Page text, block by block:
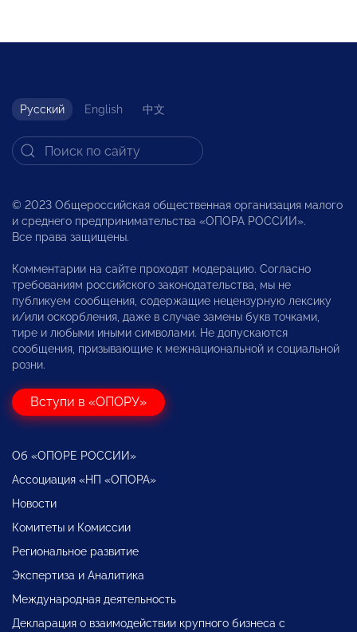
Русский English 中文
© 2023 Общероссийская общественная организация малого
и среднего предпринимательства «ОПОРА РОССИИ».
Все права защищены.
Комментарии на сайте проходят модерацию. Согласно
требованиям российского законодательства, мы не
публикуем сообщения, содержащие нецензурную лексику
и/или оскорбления, даже в случае замены букв точками,
тире и любыми иными символами. Не допускаются
сообщения, призывающие к межнациональной и социальной
розни.
Вступи в «ОПОРУ»
Об «ОПОРЕ РОССИИ»
Ассоциация «НП «ОПОРА»
Новости
Комитеты и Комиссии
Региональное развитие
Экспертиза и Аналитика
Международная деятельность
Декларация о взаимодействии крупного бизнеса с